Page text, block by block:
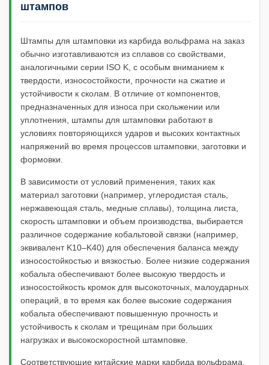
штампов
Штампы для штамповки из карбида вольфрама на заказ
обычно изготавливаются из сплавов со свойствами,
аналогичными серии ISO K, с особым вниманием к
твердости, износостойкости, прочности на сжатие и
устойчивости к сколам. В отличие от компонентов,
предназначенных для износа при скольжении или
уплотнения, штампы для штамповки работают в
условиях повторяющихся ударов и высоких контактных
напряжений во время процессов штамповки, заготовки и
формовки.
В зависимости от условий применения, таких как
материал заготовки (например, углеродистая сталь,
нержавеющая сталь, медные сплавы), толщина листа,
скорость штамповки и объем производства, выбирается
различное содержание кобальтовой связки (например,
эквивалент K10–K40) для обеспечения баланса между
износостойкостью и вязкостью. Более низкие содержания
кобальта обеспечивают более высокую твердость и
износостойкость кромок для высокоточных, малоударных
операций, в то время как более высокие содержания
кобальта обеспечивают повышенную прочность и
устойчивость к сколам и трещинам при больших
нагрузках и высокоскоростной штамповке.
Соответствующие китайские марки карбида вольфрама.